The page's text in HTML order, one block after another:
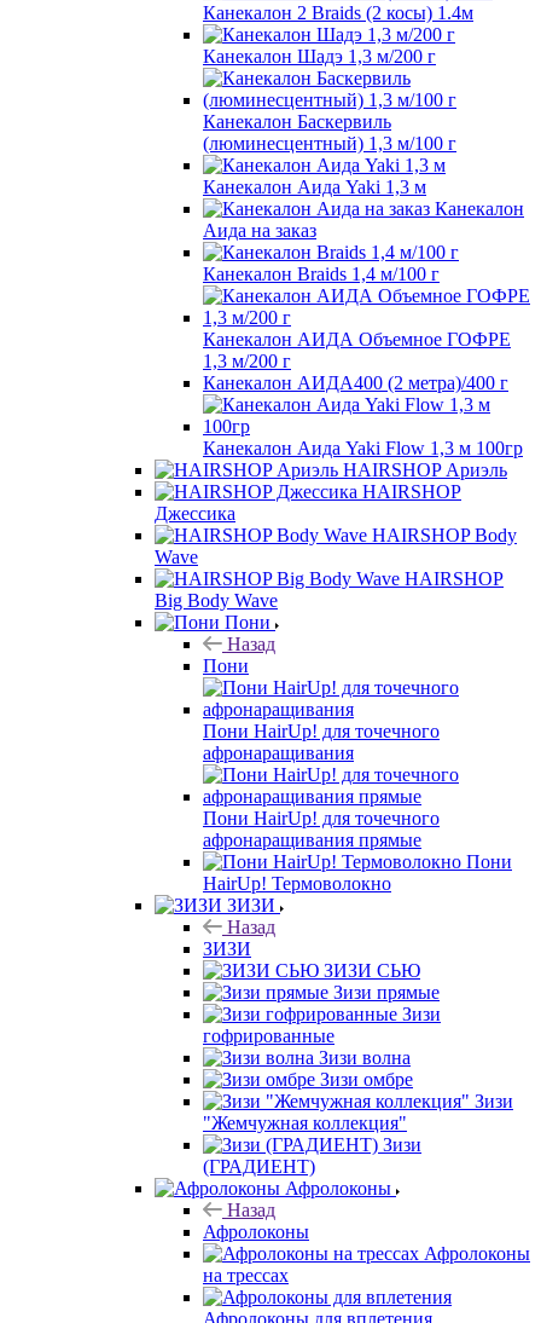
Канекалон 2 Braids (2 косы) 1.4м
Канекалон Шадэ 1,3 м/200 г
Канекалон Баскервиль
(люминесцентный) 1,3 м/100 г
Канекалон Аида Yaki 1,3 м
Канекалон
Аида на заказ
Канекалон Braids 1,4 м/100 г
Канекалон АИДА Объемное ГОФРЕ
1,3 м/200 г
Канекалон АИДА400 (2 метра)/400 г
Канекалон Аида Yaki Flow 1,3 м 100гр
HAIRSHOP Ариэль
HAIRSHOP
Джессика
HAIRSHOP Body
Wave
HAIRSHOP
Big Body Wave
Пони
Назад
Пони
Пони HairUp! для точечного
афронаращивания
Пони HairUp! для точечного
афронаращивания прямые
Пони
HairUp! Термоволокно
ЗИЗИ
Назад
ЗИЗИ
ЗИЗИ СЬЮ
Зизи прямые
Зизи
гофрированные
Зизи волна
Зизи омбре
Зизи
"Жемчужная коллекция"
Зизи
(ГРАДИЕНТ)
Афролоконы
Назад
Афролоконы
Афролоконы
на трессах
Афролоконы для вплетения